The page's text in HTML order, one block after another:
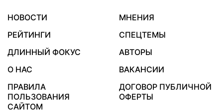
НОВОСТИ
МНЕНИЯ
РЕЙТИНГИ
СПЕЦТЕМЫ
ДЛИННЫЙ ФОКУС
АВТОРЫ
О НАС
ВАКАНСИИ
ПРАВИЛА
ПОЛЬЗОВАНИЯ
САЙТОМ
ДОГОВОР ПУБЛИЧНОЙ
ОФЕРТЫ